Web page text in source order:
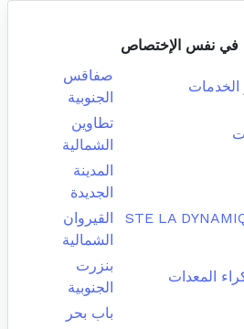
نفس الإختصاص
الخدمات
صفاقس
الجنوبية
تطاوين
الشمالية
المدينة
الجديدة
STE LA
القيروان
الشمالية
المعدات
بنزرت
الجنوبية
باب بحر